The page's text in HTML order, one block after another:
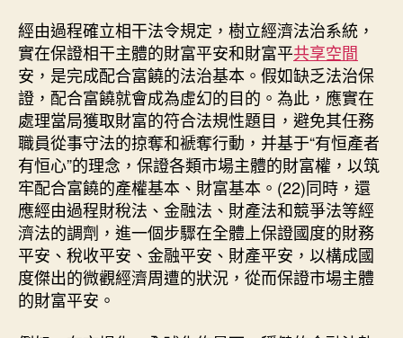
經由過程確立相干法令規定，樹立經濟法治系統，
實在保證相干主體的財富平安和財富平共享空間
安，是完成配合富饒的法治基本。假如缺乏法治保
證，配合富饒就會成為虛幻的目的。為此，應實在
處理當局獲取財富的符合法規性題目，避免其任務
職員從事守法的掠奪和褫奪行動，并基于“有恒產者
有恒心”的理念，保證各類市場主體的財富權，以筑
牢配合富饒的產權基本、財富基本。(22)同時，還
應經由過程財稅法、金融法、財產法和競爭法等經
濟法的調劑，進一個步驟在全體上保證國度的財務
平安、稅收平安、金融平安、財產平安，以構成國
度傑出的微觀經濟周遭的狀況，從而保證市場主體
的財富平安。